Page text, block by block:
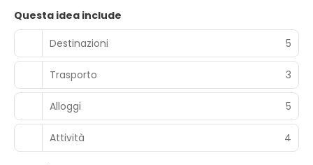
Questa idea include
Destinazioni
5
Trasporto 3
Alloggi 5
Attività 4